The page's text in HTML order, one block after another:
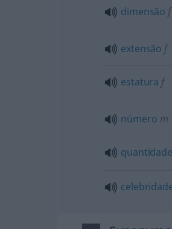
dimensão f
extensão f
estatura f
número m
quantidade